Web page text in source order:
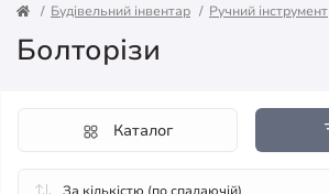
Будівельний інвентар Ручний інструмент
Болторізи
Каталог